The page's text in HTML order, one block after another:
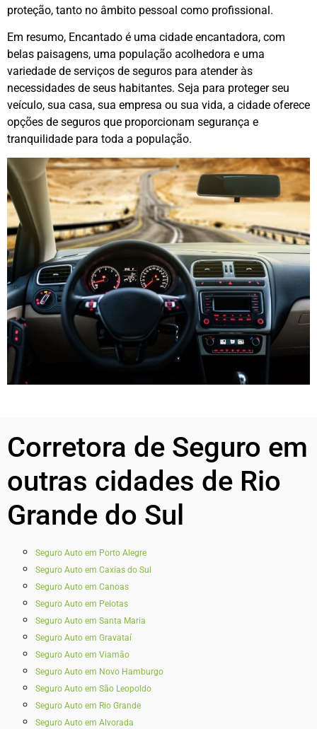
proteção, tanto no âmbito pessoal como profissional.
Em resumo, Encantado é uma cidade encantadora, com
belas paisagens, uma população acolhedora e uma
variedade de serviços de seguros para atender às
necessidades de seus habitantes. Seja para proteger seu
veículo, sua casa, sua empresa ou sua vida, a cidade oferece
opções de seguros que proporcionam segurança e
tranquilidade para toda a população.
Corretora de Seguro em
outras cidades de Rio
Grande do Sul
Seguro Auto em Porto Alegre
Seguro Auto em Caxias do Sul
Seguro Auto em Canoas
Seguro Auto em Pelotas
Seguro Auto em Santa Maria
Seguro Auto em Gravataí
Seguro Auto em Viamão
Seguro Auto em Novo Hamburgo
Seguro Auto em São Leopoldo
Seguro Auto em Rio Grande
Seguro Auto em Alvorada